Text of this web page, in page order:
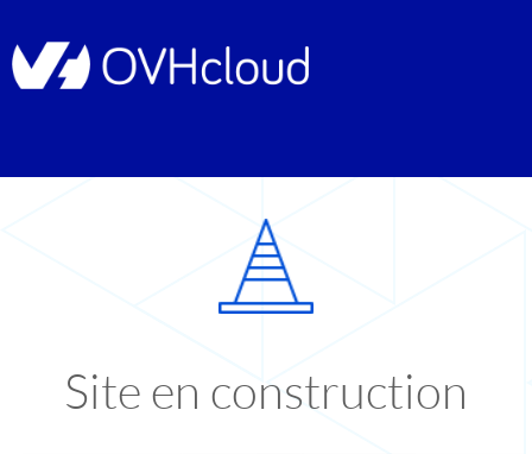
Site en construction